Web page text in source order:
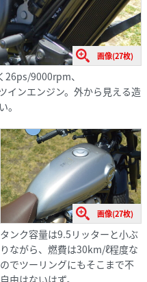
画像(27枚)
26ps/9000rpm、
インエンジン。外から見える造
。
画像(27枚)
タンク容量は9.5リッターと小ぶ
りながら、燃費は30km/ℓ程度な
のでツーリングにもそこまで不
自由はないはず。